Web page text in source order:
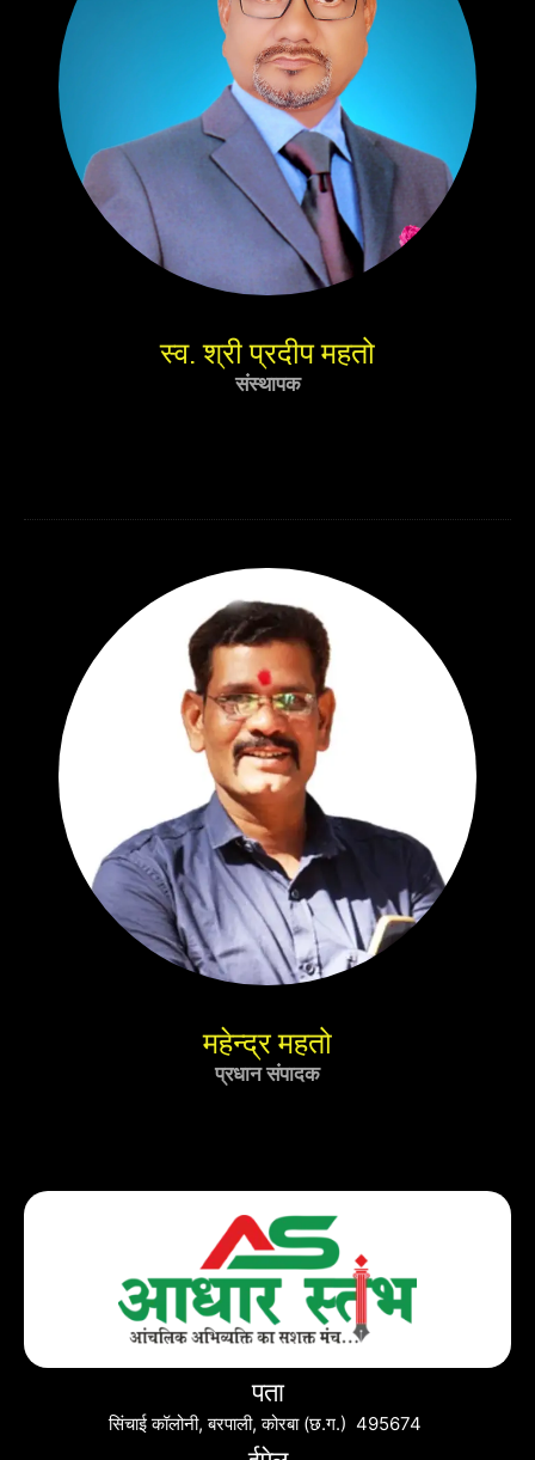
स्व. श्री प्रदीप महतो
संस्थापक
महेन्द्र महतो
प्रधान संपादक
पता
सिंचाई कॉलोनी, बरपाली, कोरबा (छ.ग.) 495674